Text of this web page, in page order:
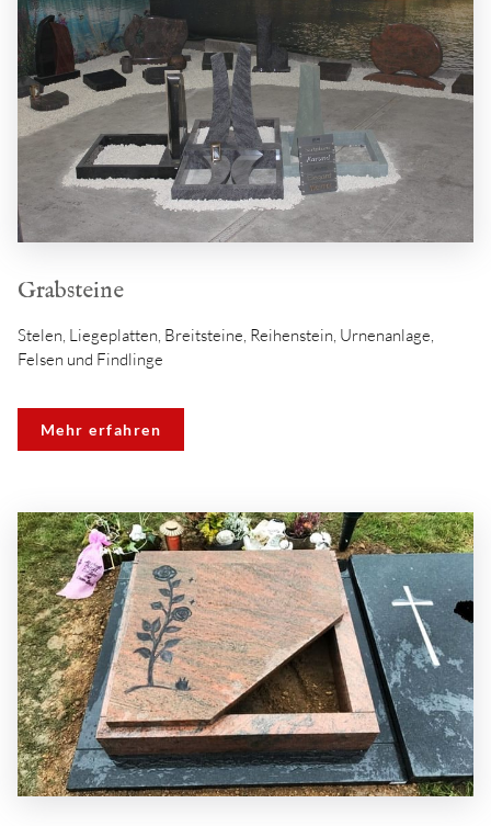
Grabsteine
Stelen, Liegeplatten, Breitsteine, Reihenstein, Urnenanlage,
Felsen und Findlinge
Mehr erfahren